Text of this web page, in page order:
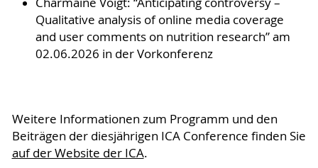
Qualitative analysis of online media coverage
and user comments on nutrition research” am
02.06.2026 in der Vorkonferenz
Weitere Informationen zum Programm und den
Beiträgen der diesjährigen ICA Conference finden Sie
auf der Website der ICA.